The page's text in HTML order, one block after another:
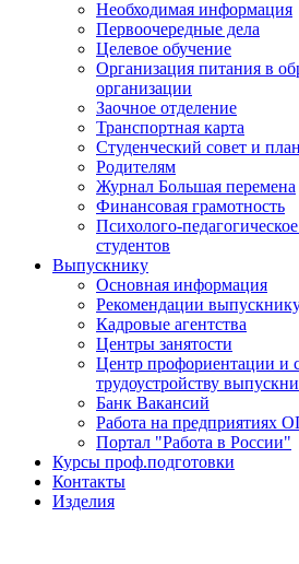
Необходимая информация
Первоочередные дела
Целевое обучение
Организация питания в
организации
Заочное отделение
Транспортная карта
Студенческий совет и
Родителям
Журнал Большая перемена
Финансовая грамотность
Психолого-
студентов
Выпускнику
Основная информация
Рекомендации
Кадровые агентства
Центры занятости
Центр профориентации и
трудоустройству
Банк Вакансий
Работа на предприятиях
Портал "Работа в России"
Курсы проф.подготовки
Контакты
Изделия